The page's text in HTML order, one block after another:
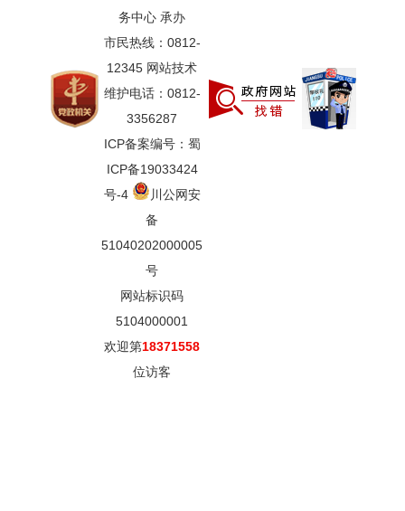
务中心 承办
市民热线：0812-
12345 网站技术
维护电话：0812-
3356287
ICP备案编号：蜀
ICP备19033424
号-4
川公网安
备
51040202000005
号
网站标识码
5104000001
欢迎第18371558
位访客